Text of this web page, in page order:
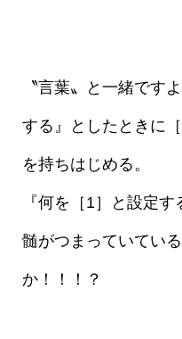
〝言葉〟と一緒です
する』としたときに
を持ちはじめる。
『何を［1］と設定
髄がつまっていてい
か！！！？